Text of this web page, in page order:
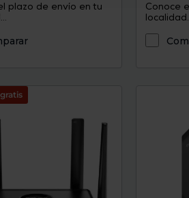
plazo de envío en tu
Conoce